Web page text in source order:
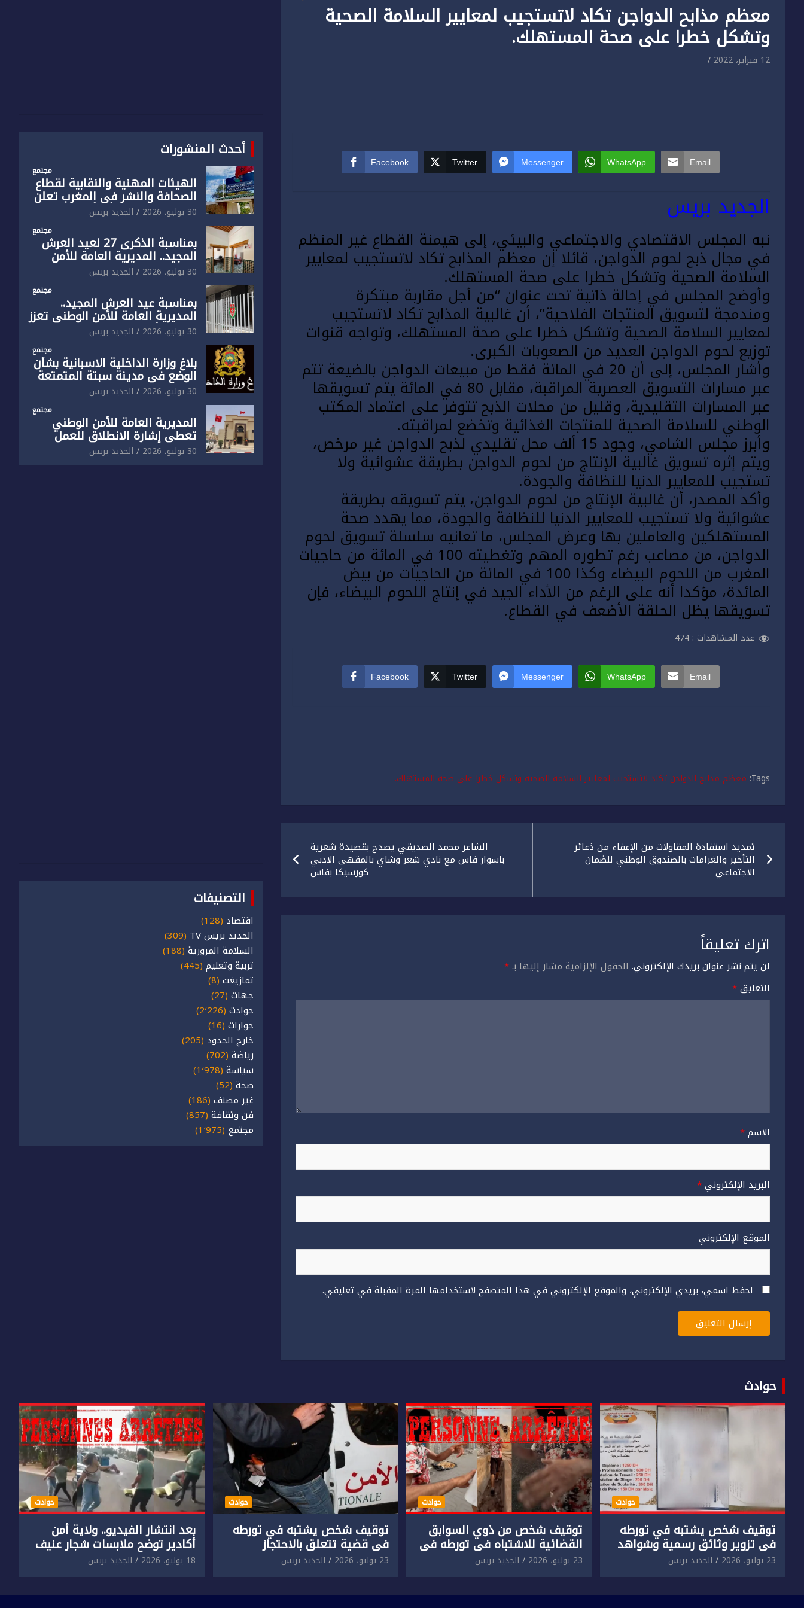
معظم مذابح الدواجن تكاد لاتستجيب لمعايير السلامة الصحية
وتشكل خطرا على صحة المستهلك.
12 فبراير، 2022
Facebook Twitter Messenger WhatsApp Email
الجديد بريس
نبه المجلس الاقتصادي والاجتماعي والبيئي، إلى هيمنة القطاع غير المنظم
في مجال ذبح لحوم الدواجن، قائلا إن معظم المذابح تكاد لاتستجيب لمعايير
السلامة الصحية وتشكل خطرا على صحة المستهلك.
وأوضح المجلس في إحالة ذاتية تحت عنوان “من أجل مقاربة مبتكرة
ومندمجة لتسويق المنتجات الفلاحية”، أن غالبية المذابح تكاد لاتستجيب
لمعايير السلامة الصحية وتشكل خطرا على صحة المستهلك، وتواجه قنوات
توزيع لحوم الدواجن العديد من الصعوبات الكبرى.
وأشار المجلس، إلى أن 20 في المائة فقط من مبيعات الدواجن بالضيعة تتم
عبر مسارات التسويق العصرية المراقبة، مقابل 80 في المائة يتم تسويقها
عبر المسارات التقليدية، وقليل من محلات الذبح تتوفر على اعتماد المكتب
الوطني للسلامة الصحية للمنتجات الغذائية وتخضع لمراقبته.
وأبرز مجلس الشامي، وجود 15 ألف محل تقليدي لذبح الدواجن غير مرخص،
ويتم إثره تسويق غالبية الإنتاج من لحوم الدواجن بطريقة عشوائية ولا
تستجيب للمعايير الدنيا للنظافة والجودة.
وأكد المصدر، أن غالبية الإنتاج من لحوم الدواجن، يتم تسويقه بطريقة
عشوائية ولا تستجيب للمعايير الدنيا للنظافة والجودة، مما يهدد صحة
المستهلكين والعاملين بها وعرض المجلس، ما تعانيه سلسلة تسويق لحوم
الدواجن، من مصاعب رغم تطوره المهم وتغطيته 100 في المائة من حاجيات
المغرب من اللحوم البيضاء وكذا 100 في المائة من الحاجيات من بيض
المائدة، مؤكدا أنه على الرغم من الأداء الجيد في إنتاج اللحوم البيضاء، فإن
تسويقها يظل الحلقة الأضعف في القطاع.
عدد المشاهدات : 474
Facebook Twitter Messenger WhatsApp Email
Tags: معظم مذابح الدواجن تكاد لاتستجيب لمعايير السلامة الصحية وتشكل خطرا على صحة المستهلك.
تصفّح
المقالات
تمديد استفادة المقاولات من الإعفاء من ذعائر
التأخير والغرامات بالصندوق الوطني للضمان
الاجتماعي
الشاعر محمد الصديقي يصدح بقصيدة شعرية
باسوار فاس مع نادي شعر وشاي بالمقهى الادبي
كورسيكا بفاس
اترك تعليقاً
لن يتم نشر عنوان بريدك الإلكتروني. الحقول الإلزامية مشار إليها بـ*
التعليق*
الاسم*
البريد الإلكتروني*
الموقع الإلكتروني
احفظ اسمي، بريدي الإلكتروني، والموقع الإلكتروني في هذا المتصفح لاستخدامها المرة المقبلة في تعليقي.
أحدث المنشورات
مجتمع
الهيئات المهنية والنقابية لقطاع
الصحافة والنشر في المغرب تعلن
رفضها القاطع لـ”أي أجندة انتخابية
مُعدة على مقاس سياسي
ومصلحي ضيق”
30 يوليو، 2026 الجديد بريس
مجتمع
بمناسبة الذكرى 27 لعيد العرش
المجيد.. المديرية العامة للأمن
الوطني تفتتح المقر الجديد لفرقة
الشرطة السياحية بفاس
30 يوليو، 2026 الجديد بريس
مجتمع
بمناسبة عيد العرش المجيد..
المديرية العامة للأمن الوطني تعزز
البنية الأمنية بالناظور بإحداث
فرقتين جديدتين
30 يوليو، 2026 الجديد بريس
مجتمع
بلاغ وزارة الداخلية الاسبانية بشأن
الوضع في مدينة سبتة المتمتعة
بالحكم الذاتي
30 يوليو، 2026 الجديد بريس
مجتمع
المديرية العامة للأمن الوطني
تعطي إشارة الانطلاق للعمل
بالمقر الجديد للدائرة الثالثة
للشرطة بولاية أمن العيون
30 يوليو، 2026 الجديد بريس
التصنيفات
اقتصاد (128)
الجديد بريس TV
(309)
السلامة المرورية (188)
تربية وتعليم (445)
تمازيغت (8)
جهات (27)
حوادث (2٬226)
حوارات (16)
خارج الحدود (205)
رياضة (702)
سياسة (1٬978)
صحة (52)
غير مصنف (186)
فن وثقافة (857)
مجتمع (1٬975)
حوادث
حوادث
توقيف شخص يشتبه في تورطه
في تزوير وثائق رسمية وشواهد
دراسية وعرضها للبيع بمقابل
مادي.
23 يوليو، 2026 الجديد بريس
حوادث
توقيف شخص من ذوي السوابق
القضائية للاشتباه في تورطه في
الابتزاز المقرون باعتداء جسدي
في حق سائح أجنبي.
23 يوليو، 2026 الجديد بريس
حوادث
توقيف شخص يشتبه في تورطه
في قضية تتعلق بالاحتجاز
المقرون بارتكاب اعتداء جنسي
ومحاولة إضرام النار عمدا.
23 يوليو، 2026 الجديد بريس
حوادث
بعد انتشار الفيديو.. ولاية أمن
أكادير توضح ملابسات شجار عنيف
بين سائق وسيدتين
18 يوليو، 2026 الجديد بريس